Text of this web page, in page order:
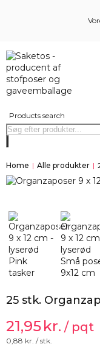
Products search
Home | Alle produkter |
25 stk.
21,95kr. / pqt
0,88 kr. / stk.